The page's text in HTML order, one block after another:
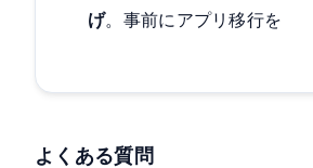
げ。事前にアプリ移行を
よくある質問